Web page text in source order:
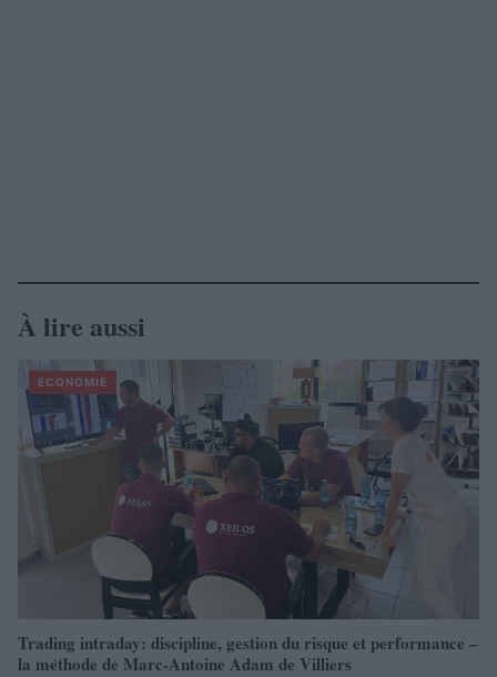
À lire aussi
ECONOMIE
Trading intraday: discipline, gestion du risque et performance –
la méthode de Marc-Antoine Adam de Villiers